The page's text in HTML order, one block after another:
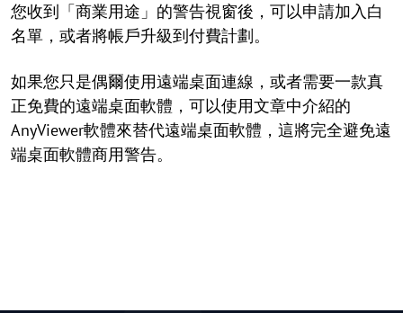
您收到「商業用途」的警告視窗後，可以申請加入白
名單，或者將帳戶升級到付費計劃。
如果您只是偶爾使用遠端桌面連線，或者需要一款真
正免費的遠端桌面軟體，可以使用文章中介紹的
AnyViewer軟體來替代遠端桌面軟體，這將完全避免遠
端桌面軟體商用警告。